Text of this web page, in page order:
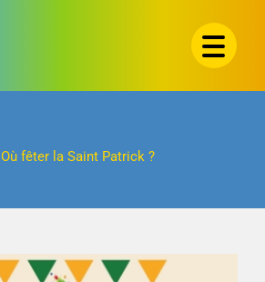
Où fêter la Saint Patrick ?